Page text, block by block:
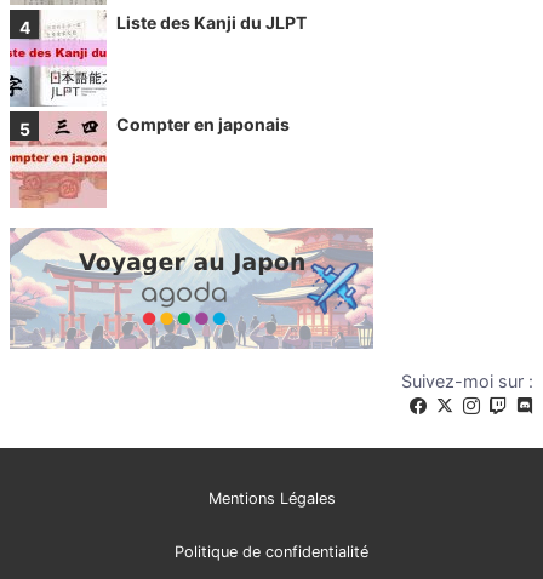
Liste des Kanji du JLPT
Compter en japonais
Suivez-moi sur :
Mentions Légales
Politique de confidentialité